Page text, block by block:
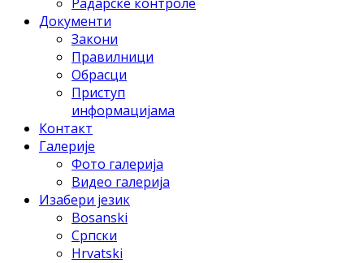
Документи
Закони
Правилници
Обрасци
Приступ
информацијама
Контакт
Галерије
Фото галерија
Видео галерија
Изабери језик
Bosanski
Српски
Hrvatski